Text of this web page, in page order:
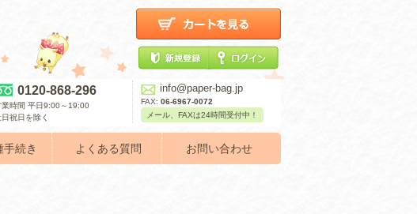
0120-868-296
業時間 平日9:00～19:00
日祝日を除く
info@paper-bag.jp
FAX: 06-6967-0072
メール、FAXは24時間受付中！
手続き よくある質問 お問い合わせ